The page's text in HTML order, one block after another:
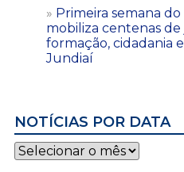
Primeira semana
mobiliza centenas
formação, cidadania
Jundiaí
NOTÍCIAS POR DATA
Notícias
por